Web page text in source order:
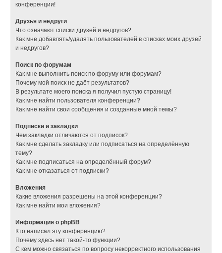
конференции!
Друзья и недруги
Что означают списки друзей и недругов?
Как мне добавлять/удалять пользователей в списках моих друзей
и недругов?
Поиск по форумам
Как мне выполнить поиск по форуму или форумам?
Почему мой поиск не даёт результатов?
В результате моего поиска я получил пустую страницу!
Как мне найти пользователя конференции?
Как мне найти свои сообщения и созданные мной темы?
Подписки и закладки
Чем закладки отличаются от подписок?
Как мне сделать закладку или подписаться на определённую
тему?
Как мне подписаться на определённый форум?
Как мне отказаться от подписки?
Вложения
Какие вложения разрешены на этой конференции?
Как мне найти мои вложения?
Информация о phpBB
Кто написал эту конференцию?
Почему здесь нет такой-то функции?
С кем можно связаться по вопросу некорректного использования